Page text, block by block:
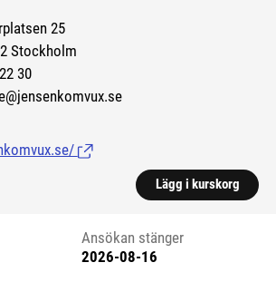
25
Stockholm
30
(Länk till extern sida.)
Lägg i kurskorg
Ansökan stänger
2026-08-16